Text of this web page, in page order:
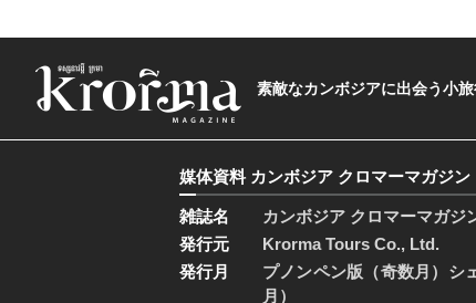
素敵なカンボジアに出会う
媒体資料 カンボジア クロマーマガジン
雑誌名
カンボジア クロマーマガジ
発行元
Krorma Tours Co., Ltd.
発行月
プノンペン版（奇数月）シ
月）